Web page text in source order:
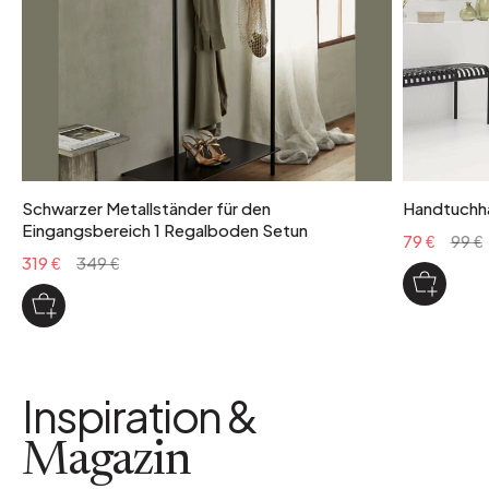
Schwarzer Metallständer für den
Eingangsbereich 1 Regalboden Setun
319 €
349 €
79 €
99 €
Inspiration &
Magazin